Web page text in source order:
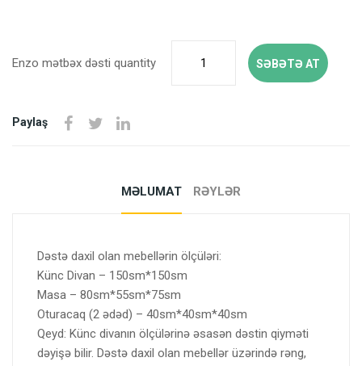
Enzo mətbəx dəsti quantity SƏBƏTƏ AT
Paylaş
MƏLUMAT RƏYLƏR
Dəstə daxil olan mebellərin ölçüləri:
Künc Divan – 150sm*150sm
Masa – 80sm*55sm*75sm
Oturacaq (2 ədəd) – 40sm*40sm*40sm
Qeyd: Künc divanın ölçülərinə əsasən dəstin qiyməti
dəyişə bilir. Dəstə daxil olan mebellər üzərində rəng,